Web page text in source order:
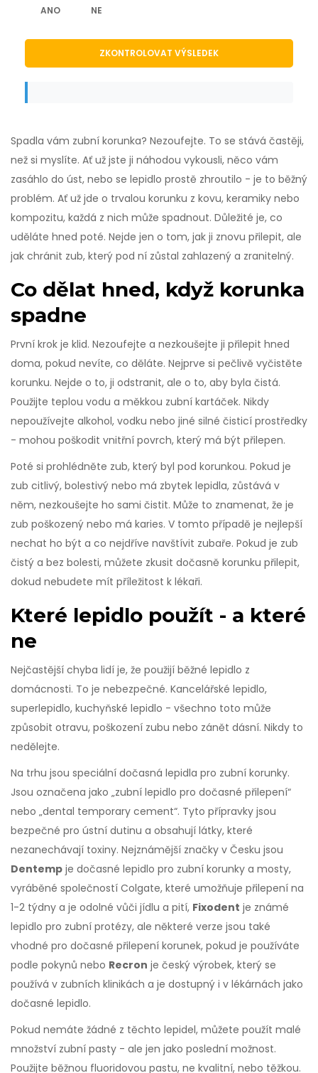
ANO NE
ZKONTROLOVAT VÝSLEDEK
Spadla vám zubní korunka? Nezoufejte. To se stává častěji,
než si myslíte. Ať už jste ji náhodou vykousli, něco vám
zasáhlo do úst, nebo se lepidlo prostě zhroutilo - je to běžný
problém. Ať už jde o trvalou korunku z kovu, keramiky nebo
kompozitu, každá z nich může spadnout. Důležité je, co
uděláte hned poté. Nejde jen o tom, jak ji znovu přilepit, ale
jak chránit zub, který pod ní zůstal zahlazený a zranitelný.
Co dělat hned, když korunka
spadne
První krok je klid. Nezoufejte a nezkoušejte ji přilepit hned
doma, pokud nevíte, co děláte. Nejprve si pečlivě vyčistěte
korunku. Nejde o to, ji odstranit, ale o to, aby byla čistá.
Použijte teplou vodu a měkkou zubní kartáček. Nikdy
nepoužívejte alkohol, vodku nebo jiné silné čisticí prostředky
- mohou poškodit vnitřní povrch, který má být přilepen.
Poté si prohlédněte zub, který byl pod korunkou. Pokud je
zub citlivý, bolestivý nebo má zbytek lepidla, zůstává v
něm, nezkoušejte ho sami čistit. Může to znamenat, že je
zub poškozený nebo má karies. V tomto případě je nejlepší
nechat ho být a co nejdříve navštívit zubaře. Pokud je zub
čistý a bez bolesti, můžete zkusit dočasně korunku přilepit,
dokud nebudete mít příležitost k lékaři.
Které lepidlo použít - a které
ne
Nejčastější chyba lidí je, že použijí běžné lepidlo z
domácnosti. To je nebezpečné. Kancelářské lepidlo,
superlepidlo, kuchyňské lepidlo - všechno toto může
způsobit otravu, poškození zubu nebo zánět dásní. Nikdy to
nedělejte.
Na trhu jsou speciální dočasná lepidla pro zubní korunky.
Jsou označena jako „zubní lepidlo pro dočasné přilepení“
nebo „dental temporary cement“. Tyto přípravky jsou
bezpečné pro ústní dutinu a obsahují látky, které
nezanechávají toxiny. Nejznámější značky v Česku jsou
Dentemp je dočasné lepidlo pro zubní korunky a mosty,
vyráběné společností Colgate, které umožňuje přilepení na
1-2 týdny a je odolné vůči jídlu a pití, Fixodent je známé
lepidlo pro zubní protézy, ale některé verze jsou také
vhodné pro dočasné přilepení korunek, pokud je používáte
podle pokynů nebo Recron je český výrobek, který se
používá v zubních klinikách a je dostupný i v lékárnách jako
dočasné lepidlo.
Pokud nemáte žádné z těchto lepidel, můžete použít malé
množství zubní pasty - ale jen jako poslední možnost.
Použijte běžnou fluoridovou pastu, ne kvalitní, nebo těžkou.